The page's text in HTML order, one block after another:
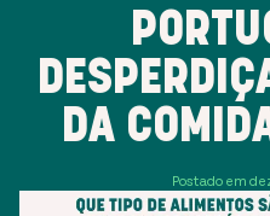
DA
Postado em